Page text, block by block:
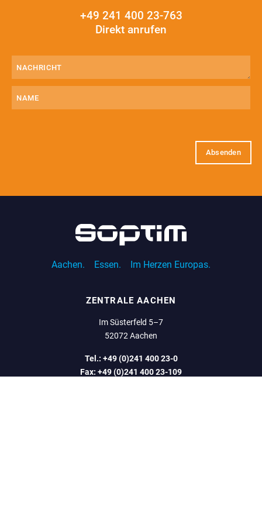
+49 241 400 23-763
Direkt anrufen
Aachen. Essen. Im Herzen Europas.
ZENTRALE AACHEN
Im Süsterfeld 5–7
52072 Aachen
Tel.: +49 (0)241 400 23-0
Fax: +49 (0)241 400 23-109